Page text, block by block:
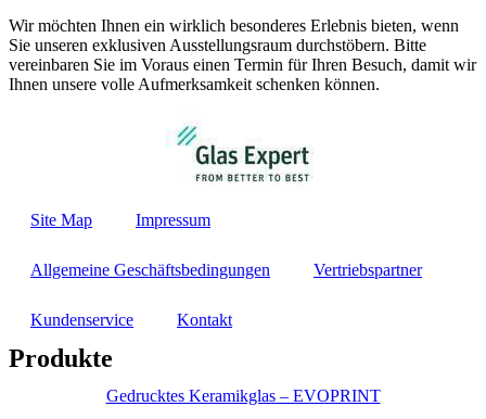
Wir möchten Ihnen ein wirklich besonderes Erlebnis bieten, wenn
Sie unseren exklusiven Ausstellungsraum durchstöbern. Bitte
vereinbaren Sie im Voraus einen Termin für Ihren Besuch, damit wir
Ihnen unsere volle Aufmerksamkeit schenken können.
Site Map Impressum
Allgemeine Geschäftsbedingungen Vertriebspartner
Kundenservice Kontakt
Produkte
Gedrucktes Keramikglas – EVOPRINT